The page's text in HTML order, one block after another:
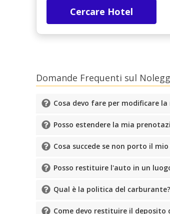
Cercare Hotel
Domande Frequenti sul
Cosa devo fare per modificare
Posso estendere la mia
Cosa succede se non porto il
Posso restituire l'auto in un
Qual è la politica del carburante?
Come devo restituire il